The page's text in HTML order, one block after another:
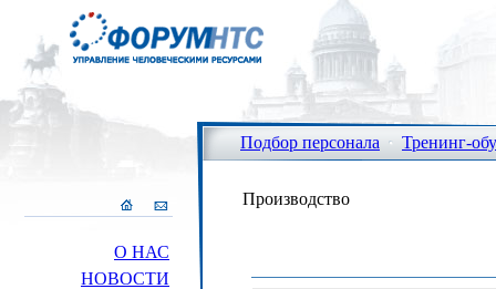
О НАС
НОВОСТИ
Подбор персонала Тренинг-
Производство